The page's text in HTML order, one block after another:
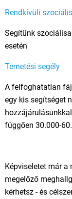
Rendkívüli
Segítünk
esetén
Temetési segély
A felfoghatatlan
egy kis segítséget
függően 30.000-
Képviseletet már
megelőző
kérhetsz - és